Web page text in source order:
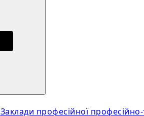
Заклади професійної професійно-